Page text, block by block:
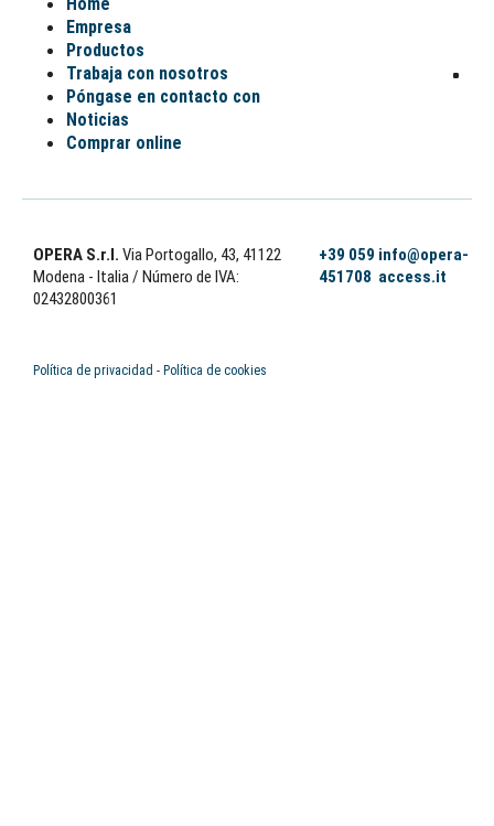
Empresa
Productos
Trabaja con nosotros
Póngase en contacto con
Noticias
Comprar online
OPERA S.r.l. Via Portogallo, 43, 41122
Modena - Italia/ Número de IVA:
02432800361
+39 059
451708
info@opera-
access.it
Política de privacidad - Política de cookies